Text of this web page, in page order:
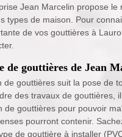
Jean Marcelin propose le
types de maison. Pour
de vos gouttières à
de gouttières de Jean
de gouttières suit la pose de
des travaux de gouttières,
de gouttières pour pouvoir
pourront contenir.
de gouttière à installer